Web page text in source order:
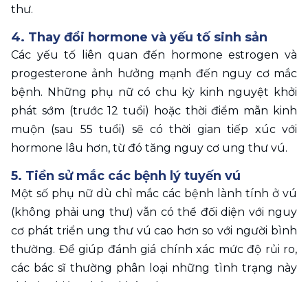
thư.
4. Thay đổi hormone và yếu tố sinh sản
Các yếu tố liên quan đến hormone estrogen và
progesterone ảnh hưởng mạnh đến nguy cơ mắc
bệnh. Những phụ nữ có chu kỳ kinh nguyệt khởi
phát sớm (trước 12 tuổi) hoặc thời điểm mãn kinh
muộn (sau 55 tuổi) sẽ có thời gian tiếp xúc với
hormone lâu hơn, từ đó tăng nguy cơ ung thư vú.
5. Tiền sử mắc các bệnh lý tuyến vú
Một số phụ nữ dù chỉ mắc các bệnh lành tính ở vú
(không phải ung thư) vẫn có thể đối diện với nguy
cơ phát triển ung thư vú cao hơn so với người bình
thường. Để giúp đánh giá chính xác mức độ rủi ro,
các bác sĩ thường phân loại những tình trạng này